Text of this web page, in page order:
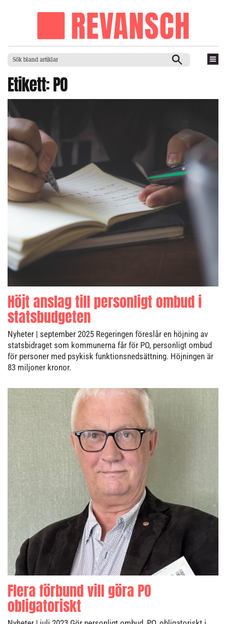
Etikett:PO
Höjt anslag till personligt ombud i
statsbudgeten
Nyheter | september 2025 Regeringen föreslår en höjning av
statsbidraget som kommunerna får för PO, personligt ombud
för personer med psykisk funktionsnedsättning. Höjningen är
83 miljoner kronor.
Flera förbund vill göra PO
obligatoriskt